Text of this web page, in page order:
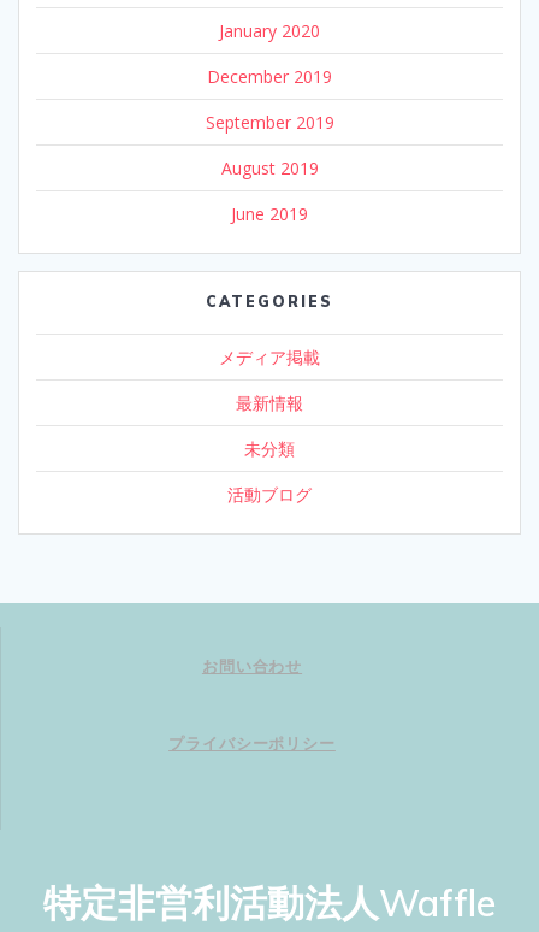
January 2020
December 2019
September 2019
August 2019
June 2019
CATEGORIES
メディア掲載
最新情報
未分類
活動ブログ
お問い合わせ
プライバシーポリシー
特定非営利活動法人Waffle